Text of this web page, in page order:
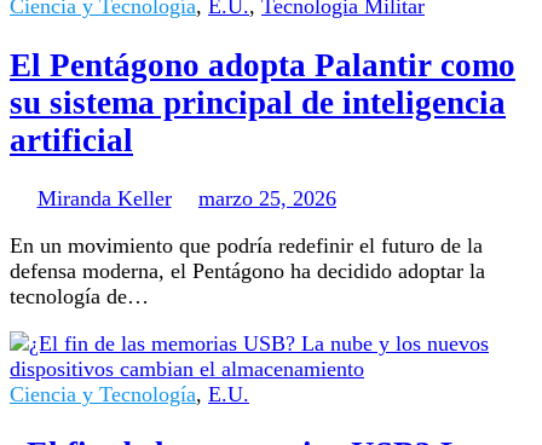
Ciencia y Tecnología, E.U., Tecnologia Militar
El Pentágono adopta Palantir como
su sistema principal de inteligencia
artificial
Miranda Keller
marzo 25, 2026
En un movimiento que podría redefinir el futuro de la
defensa moderna, el Pentágono ha decidido adoptar la
tecnología de…
Ciencia y Tecnología, E.U.